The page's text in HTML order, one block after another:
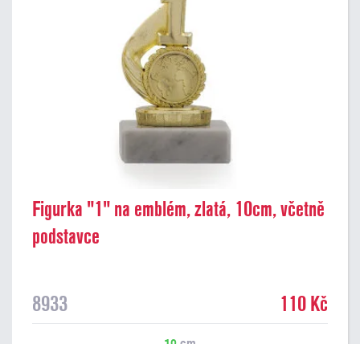
Figurka "1" na emblém, zlatá, 10cm, včetně
podstavce
8933 110 Kč